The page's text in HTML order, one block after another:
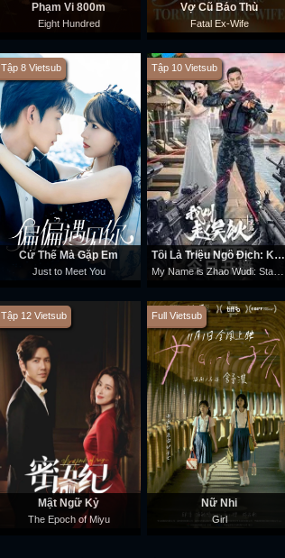
Phạm Vi 800m
Eight Hundred
Vợ Cũ Báo Thù
Fatal Ex-Wife
Tập 8 Vietsub
Cứ Thế Mà Gặp Em
Just to Meet You
Tập 10 Vietsub
Tôi Là Triệu Ngô Địch: Khởi Động Lại
My Name is Zhao Wudi: Starting Over
Tập 12 Vietsub
Mật Ngữ Kỷ
The Epoch of Miyu
Full Vietsub
Nữ Nhi
Girl